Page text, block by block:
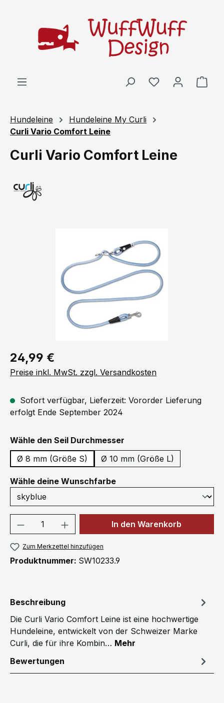
Hundeleine
Hundeleine My Curli
Curli Vario Comfort Leine
Curli Vario Comfort Leine
Regulärer Preis:
24,99 €
Preise inkl. MwSt. zzgl. Versandkosten
Sofort verfügbar, Lieferzeit: Vororder Lieferung
erfolgt Ende September 2024
Wähle den Seil Durchmesser
Ø 8 mm (Größe S)
Ø 10 mm (Größe L)
Wähle deine Wunschfarbeauswählen
Produkt Anzahl: Gib denIn den Warenkorb
Zum Merkzettel hinzufügen
Produktnummer: SW10233.9
Beschreibung
Die Curli Vario Comfort Leine ist eine hochwertige
Hundeleine, entwickelt von der Schweizer Marke
Curli, die für ihre Kombin… Mehr
Bewertungen